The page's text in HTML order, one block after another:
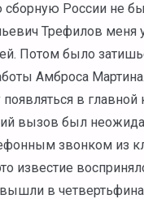
сборную России не
Трефилов меня
Потом было
Амброса
в
вызов был
звонком из
известие
в